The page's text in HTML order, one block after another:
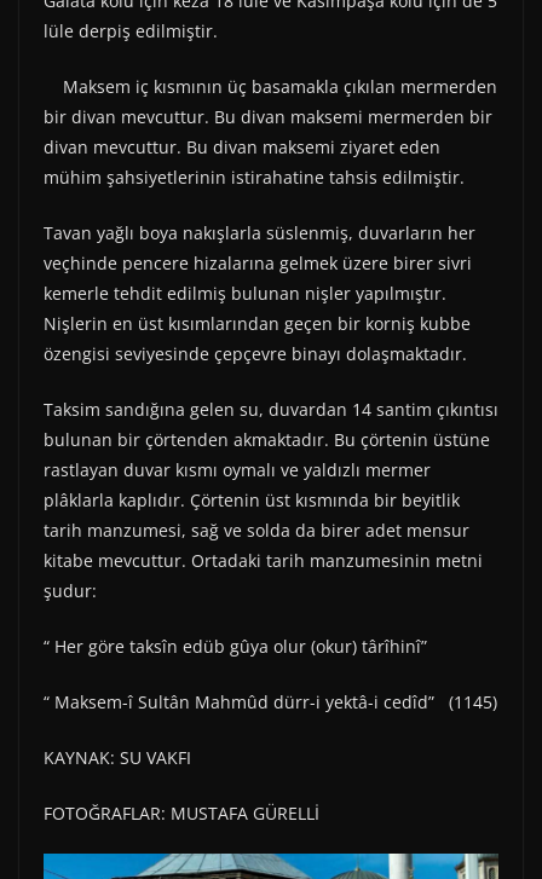
lüle derpiş edilmiştir.
Maksem iç kısmının üç basamakla çıkılan mermerden
bir divan mevcuttur. Bu divan maksemi mermerden bir
divan mevcuttur. Bu divan maksemi ziyaret eden
mühim şahsiyetlerinin istirahatine tahsis edilmiştir.
Tavan yağlı boya nakışlarla süslenmiş, duvarların her
veçhinde pencere hizalarına gelmek üzere birer sivri
kemerle tehdit edilmiş bulunan nişler yapılmıştır.
Nişlerin en üst kısımlarından geçen bir korniş kubbe
özengisi seviyesinde çepçevre binayı dolaşmaktadır.
Taksim sandığına gelen su, duvardan 14 santim çıkıntısı
bulunan bir çörtenden akmaktadır. Bu çörtenin üstüne
rastlayan duvar kısmı oymalı ve yaldızlı mermer
plâklarla kaplıdır. Çörtenin üst kısmında bir beyitlik
tarih manzumesi, sağ ve solda da birer adet mensur
kitabe mevcuttur. Ortadaki tarih manzumesinin metni
şudur:
“ Her göre taksîn edüb gûya olur (okur) târîhinî”
“ Maksem-î Sultân Mahmûd dürr-i yektâ-i cedîd” (1145)
KAYNAK: SU VAKFI
FOTOĞRAFLAR: MUSTAFA GÜRELLİ